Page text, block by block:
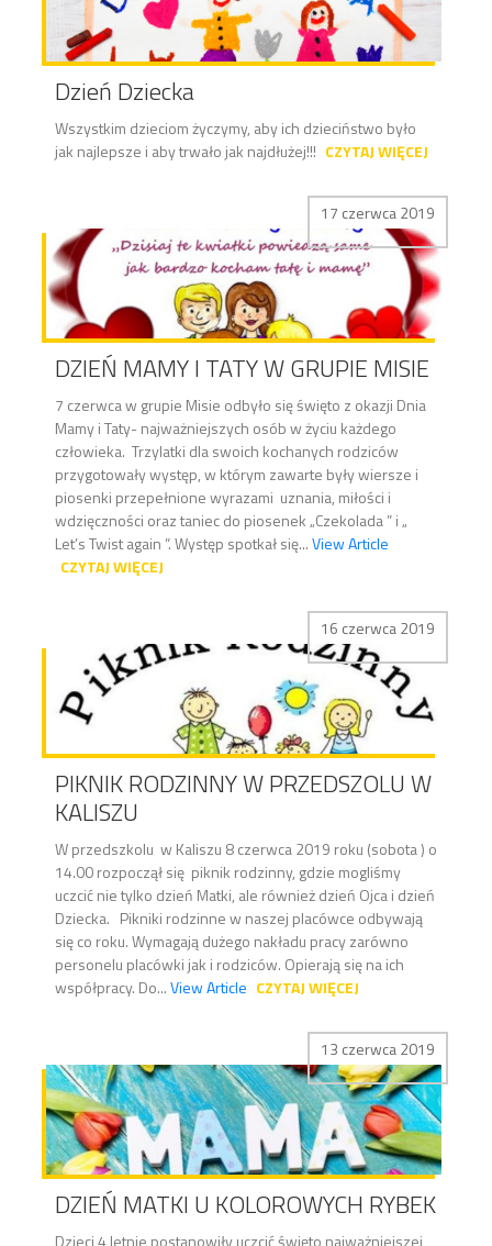
Dzień Dziecka
Wszystkim dzieciom życzymy, aby ich dzieciństwo było
jak najlepsze i aby trwało jak najdłużej!!! CZYTAJ WIĘCEJ
17 czerwca 2019
DZIEŃ MAMY I TATY W GRUPIE MISIE
7 czerwca w grupie Misie odbyło się święto z okazji Dnia
Mamy i Taty- najważniejszych osób w życiu każdego
człowieka. Trzylatki dla swoich kochanych rodziców
przygotowały występ, w którym zawarte były wiersze i
piosenki przepełnione wyrazami uznania, miłości i
wdzięczności oraz taniec do piosenek „Czekolada ” i „
Let’s Twist again ”. Występ spotkał się...View Article
CZYTAJ WIĘCEJ
16 czerwca 2019
PIKNIK RODZINNY W PRZEDSZOLU W
KALISZU
W przedszkolu w Kaliszu 8 czerwca 2019 roku (sobota ) o
14.00 rozpoczął się piknik rodzinny, gdzie mogliśmy
uczcić nie tylko dzień Matki, ale również dzień Ojca i dzień
Dziecka. Pikniki rodzinne w naszej placówce odbywają
się co roku. Wymagają dużego nakładu pracy zarówno
personelu placówki jak i rodziców. Opierają się na ich
współpracy. Do...View Article CZYTAJ WIĘCEJ
13 czerwca 2019
DZIEŃ MATKI U KOLOROWYCH RYBEK
Dzieci 4 letnie postanowiły uczcić święto najważniejszej